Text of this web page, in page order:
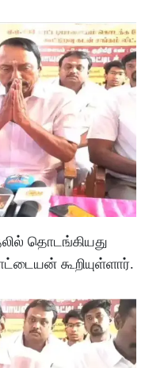
தொடங்கியது
கூறியுள்ளார்.